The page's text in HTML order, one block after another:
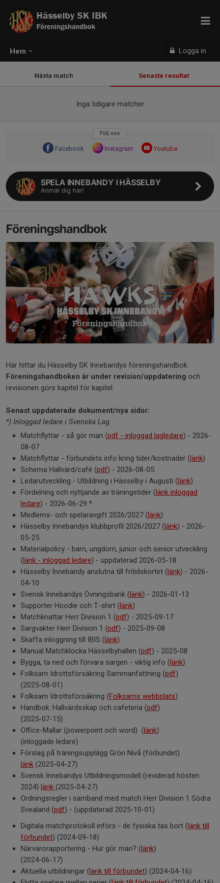
Hem Logga in
Hässelby SK IBK
Föreningshandbok
Nästa match Senaste resultat
Inga tidigare matcher
Följ oss
Facebook Instagram Youtube
SPELA INNEBANDY I HÄSSELBY
Anmäl dig här!
Föreningshandbok
Här hittar du Hässelby SK Innebandys föreningshandbok.
Föreningshandboken är under revision/uppdatering och
revisionen görs kapitel för kapitel.
Senast uppdaterade dokument/nya sidor:
*) Inloggad ledare i Svenska Lag
Matchflyttar - så gör man (pdf - inloggad lagledare) - 2026-
08-07
Matchflyttar - förbundets info kring tider/kostnader ( länk)
Schema Hallvärd/café (pdf) - 2026-08-05
Ledarutveckling - Utbildning i Hässelby i Augusti ( länk)
Fördelning och nyttjande av träningstider ( länk inloggad
ledare) - 2026-06-29 *
Medlems- och spelaravgift 2026/2027 ( länk)
Hässelby Innebandys klubbprofil 2026/2027 ( länk) - 2026-
05-25
Materialpolicy - barn, ungdom, junior och senior utveckling
( länk - inloggad ledare) - uppdaterad 2026-05-18
Hässelby Innebandy anslutna till fritidskortet ( länk) - 2026-
04-10
Svensk Innebandys Övningsbank ( länk) - 2026-01-13
Supporter Hoodie och T-shirt ( länk)
Matchknattar Herr Division 1 (pdf) - 2025-09-17
Sargvakter Herr Division 1 (pdf) - 2025-09-08
Skaffa inloggning till IBIS ( länk)
Manual Matchklocka Hässelbyhallen (pdf) - 2025-08
Bygga, ta ned och förvara sargen - viktig info ( länk)
Folksam Idrottsförsäkring Sammanfattning (pdf)
(2025-08-01)
Folksam Idrottsförsäkring (Folksams webbplats)
Handbok: Hallvärdsskap och cafeteria (pdf)
(2025-07-15)
Office-Mallar (powerpoint och word) ( länk)
(inloggade ledare)
Förslag på träningsupplägg Grön Nivå (förbundet)
länk (2025-04-27)
Svensk Innebandys Utbildningsmodell (reviderad hösten
2024) länk (2025-04-27)
Ordningsregler i samband med match Herr Division 1 Södra
Svealand (pdf) - (uppdaterad 2025-10-01)
Digitala matchprotokoll införs - de fysiska tas bort ( länk till
förbundet) (2024-09-18)
Närvarorapportering - Hur gör man? ( länk)
(2024-06-17)
Aktuella utbildningar ( länk till förbundet) (2024-04-16)